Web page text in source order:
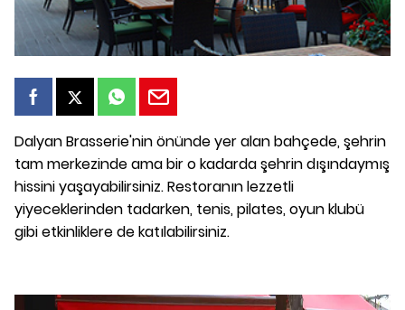
Dalyan Brasserie'nin önünde yer alan bahçede, şehrin
tam merkezinde ama bir o kadarda şehrin dışındaymış
hissini yaşayabilirsiniz. Restoranın lezzetli
yiyeceklerinden tadarken, tenis, pilates, oyun klubü
gibi etkinliklere de katılabilirsiniz.